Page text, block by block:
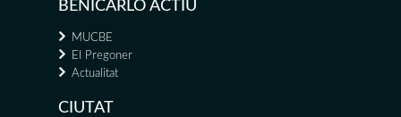
BENICARLÓ ACTIU
MUCBE
El Pregoner
Actualitat
CIUTAT